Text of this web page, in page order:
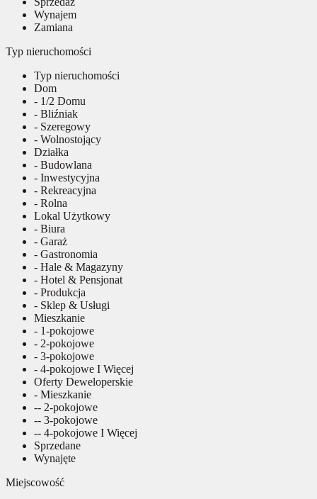
Wynajem
Zamiana
Typ nieruchomości
Typ nieruchomości
Dom
- 1/2 Domu
- Bliźniak
- Szeregowy
- Wolnostojący
Działka
- Budowlana
- Inwestycyjna
- Rekreacyjna
- Rolna
Lokal Użytkowy
- Biura
- Garaż
- Gastronomia
- Hale & Magazyny
- Hotel & Pensjonat
- Produkcja
- Sklep & Usługi
Mieszkanie
- 1-pokojowe
- 2-pokojowe
- 3-pokojowe
- 4-pokojowe I Więcej
Oferty Deweloperskie
- Mieszkanie
-- 2-pokojowe
-- 3-pokojowe
-- 4-pokojowe I Więcej
Sprzedane
Wynajęte
Miejscowość